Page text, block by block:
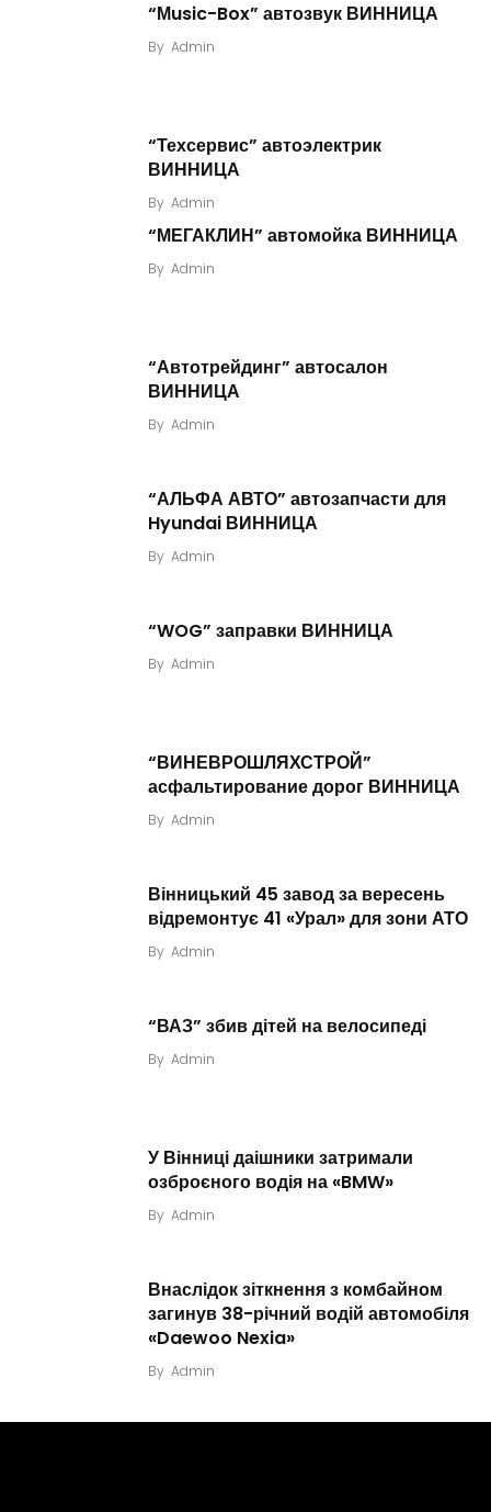
“Мusic-Box” автозвук ВИННИЦА
By Admin
“Техсервис” автоэлектрик
ВИННИЦА
By Admin
“МЕГАКЛИН” автомойка ВИННИЦА
By Admin
“Автотрейдинг” автосалон
ВИННИЦА
By Admin
“АЛЬФА АВТО” автозапчасти для
Hyundai ВИННИЦА
By Admin
“WOG” заправки ВИННИЦА
By Admin
“ВИНЕВРОШЛЯХСТРОЙ”
асфальтирование дорог ВИННИЦА
By Admin
Вінницький 45 завод за вересень
відремонтує 41 «Урал» для зони АТО
By Admin
“ВАЗ” збив дітей на велосипеді
By Admin
У Вінниці даішники затримали
озброєного водія на «BMW»
By Admin
Внаслідок зіткнення з комбайном
загинув 38-річний водій автомобіля
«Daewoo Nexia»
By Admin